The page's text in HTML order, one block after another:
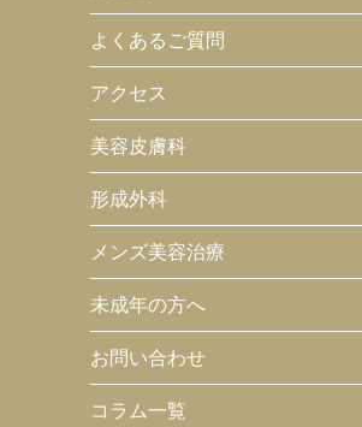
よくあるご質問
アクセス
美容皮膚科
形成外科
メンズ美容治療
未成年の方へ
お問い合わせ
コラム一覧